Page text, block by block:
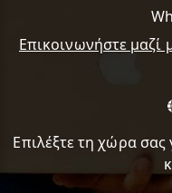
Επικοινωνήστε μαζί
Επιλέξτε τη χώρα σας